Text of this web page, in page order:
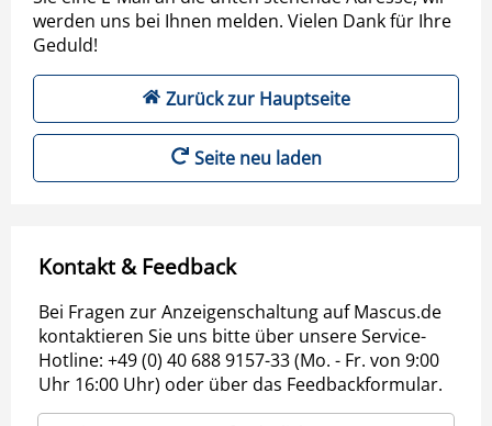
werden uns bei Ihnen melden. Vielen Dank für Ihre
Geduld!
Zurück zur Hauptseite
Seite neu laden
Kontakt & Feedback
Bei Fragen zur Anzeigenschaltung auf Mascus.de
kontaktieren Sie uns bitte über unsere Service-
Hotline: +49 (0) 40 688 9157-33 (Mo. - Fr. von 9:00
Uhr 16:00 Uhr) oder über das Feedbackformular.